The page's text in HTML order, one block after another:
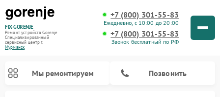
FIX-GORENJE
Ремонт устройств Gorenje
Специализированный
cервисный центр г.
Мурманск
+7 (800) 301-55-83
Ежедневно, с 10:00 до 20:00
+7 (800) 301-55-83
Звонок бесплатный по РФ
Мы ремонтируем Позвонить